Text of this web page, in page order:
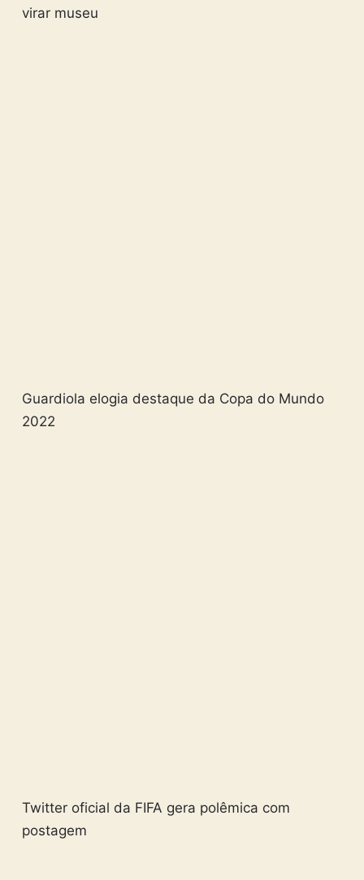
virar museu
Guardiola elogia destaque da Copa do Mundo
2022
Twitter oficial da FIFA gera polêmica com
postagem